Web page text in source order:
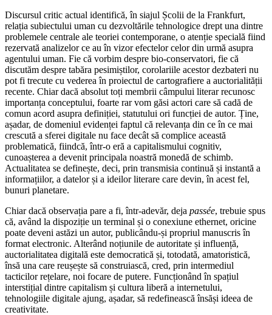
Discursul critic actual identifică, în siajul Școlii de la Frankfurt,
relația subiectului uman cu dezvoltările tehnologice drept una dintre
problemele centrale ale teoriei contemporane, o atenție specială fiind
rezervată analizelor ce au în vizor efectelor celor din urmă asupra
agentului uman. Fie că vorbim despre bio-conservatori, fie că
discutăm despre tabăra pesimiștilor, corolariile acestor dezbateri nu
pot fi trecute cu vederea în proiectul de cartografiere a auctorialității
recente. Chiar dacă absolut toți membrii câmpului literar recunosc
importanța conceptului, foarte rar vom găsi actori care să cadă de
comun acord asupra definiției, statutului ori funcției de autor. Ține,
așadar, de domeniul evidenței faptul că relevanța din ce în ce mai
crescută a sferei digitale nu face decât să complice această
problematică, fiindcă, într-o eră a capitalismului cognitiv,
cunoașterea a devenit principala noastră monedă de schimb.
Actualitatea se definește, deci, prin transmisia continuă și instantă a
informațiilor, a datelor și a ideilor literare care devin, în acest fel,
bunuri planetare.
Chiar dacă observația pare a fi, într-adevăr, deja passée, trebuie spus
că, având la dispoziție un terminal și o conexiune ethernet, oricine
poate deveni astăzi un autor, publicându-și propriul manuscris în
format electronic. Alterând noțiunile de autoritate și influență,
auctorialitatea digitală este democratică și, totodată, amatoristică,
însă una care reușește să construiască, cred, prin intermediul
tacticilor rețelare, noi focare de putere. Funcționând în spațiul
interstițial dintre capitalism și cultura liberă a internetului,
tehnologiile digitale ajung, așadar, să redefinească însăși ideea de
creativitate.